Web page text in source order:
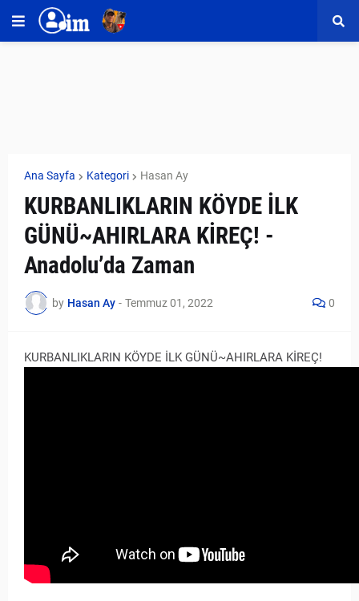
Ana Sayfa Kategori Hasan Ay
KURBANLIKLARIN KÖYDE İLK
GÜNÜ~AHIRLARA KİREÇ! -
Anadolu’da Zaman
by Hasan Ay - Temmuz 01, 2022 0
KURBANLIKLARIN KÖYDE İLK GÜNÜ~AHIRLARA KİREÇ!